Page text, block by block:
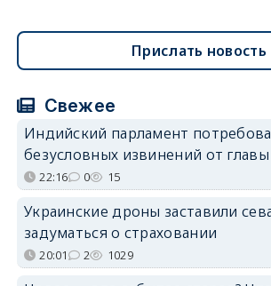
Прислать новость
Свежее
Индийский парламент
безусловных извинений от
22:16 0 15
Украинские дроны заставили
задуматься о страховании
20:01 2 1029